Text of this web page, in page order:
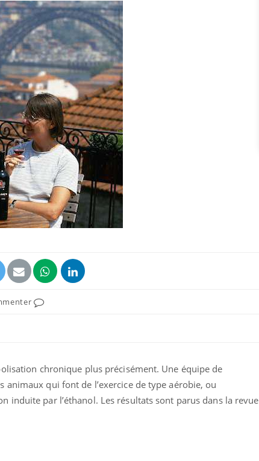
chronique plus précisément. Une équipe de
animaux qui font de l’exercice de type aérobie, ou
induite par l’éthanol. Les résultats sont parus dans la revue